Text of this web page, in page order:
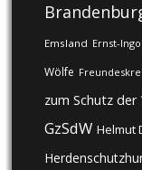
Emsland Ernst-
Wölfe
zum Schutz der
GzSdW Helmut